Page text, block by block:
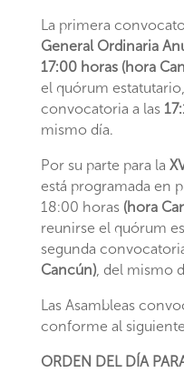
La primera
General Ordinaria
17:00 horas (hora
el quórum
convocatoria a las
mismo día.
Por su parte para la
está programada en
18:00 horas (hora
reunirse el quórum
segunda
Cancún), del mismo
Las Asambleas
conforme al
ORDEN DEL DÍA